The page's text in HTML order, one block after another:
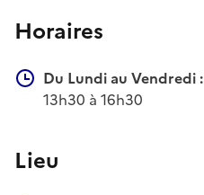
Horaires
Du Lundi au Vendredi :
13h30 à 16h30
Lieu